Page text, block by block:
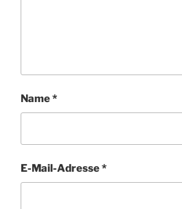
Name*
E-Mail-Adresse*